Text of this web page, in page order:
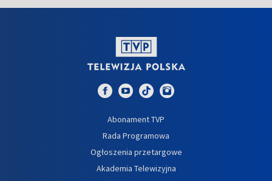
Abonament TVP
Rada Programowa
Ogłoszenia przetargowe
Akademia Telewizyjna